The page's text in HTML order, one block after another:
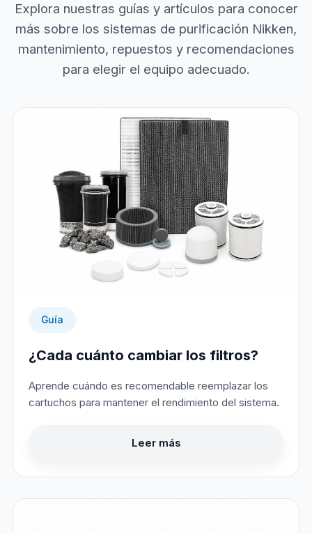
Explora nuestras guías y artículos para conocer
más sobre los sistemas de purificación Nikken,
mantenimiento, repuestos y recomendaciones
para elegir el equipo adecuado.
Guía
¿Cada cuánto cambiar los filtros?
Aprende cuándo es recomendable reemplazar los
cartuchos para mantener el rendimiento del sistema.
Leer más